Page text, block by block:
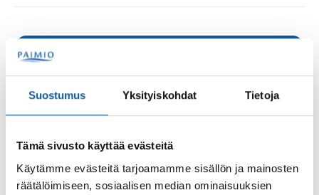
Suostumus Yksityiskohdat Tietoja
Tämä sivusto käyttää evästeitä
Käytämme evästeitä tarjoamamme sisällön ja mainosten
räätälöimiseen, sosiaalisen median ominaisuuksien